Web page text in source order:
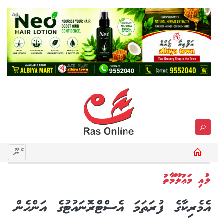
Ad
މެނޫ
ލުއި މަޢުލޫމާތު
އެމެރިކާގެ ފުރަތަމަ އެސްޓްރޮނައުޓުގެ އަންހެން